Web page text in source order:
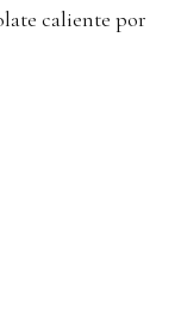
caliente por